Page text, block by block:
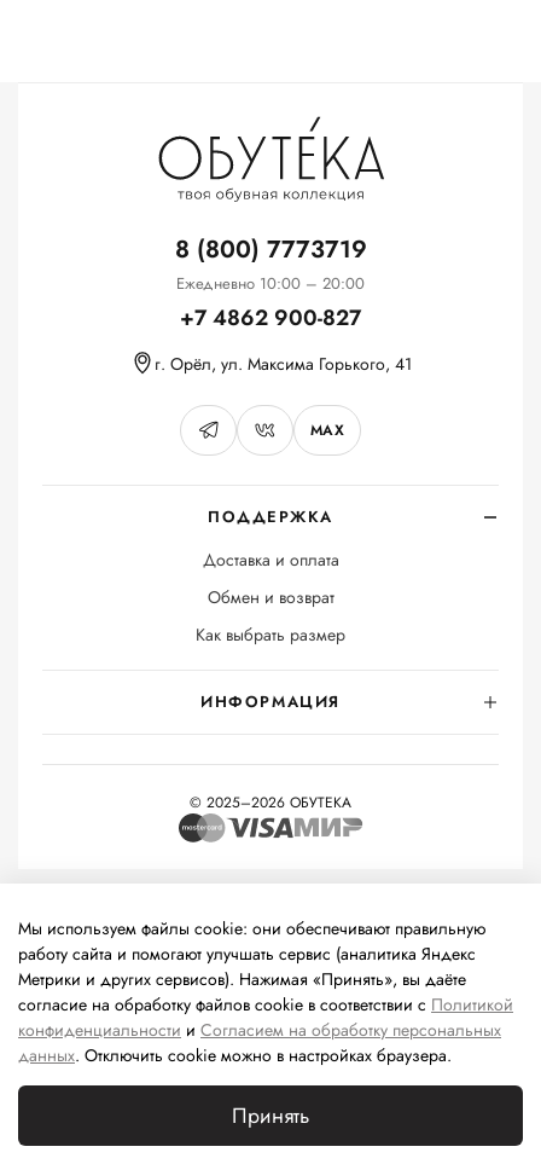
ПОДДЕРЖКА
Доставка и оплата
Обмен и возврат
Как выбрать размер
ИНФОРМАЦИЯ
8 (800) 7773719
Ежедневно 10:00 – 20:00
+7 4862 900-827
г. Орёл, ул. Максима Горького, 41
MAX
© 2025–2026 ОБУТЕКА
технологии
(информационные технологии предоставления
информации на основе сбора, систематизации и анализа
сведений, относящихся к предпочтениям пользователей сети
«Интернет», находящихся на территории Российской
Федерации).
Мы используем файлы cookie: они обеспечивают правильную
работу сайта и помогают улучшать сервис (аналитика Яндекс
Метрики и других сервисов). Нажимая «Принять», вы даёте
согласие на обработку файлов cookie в соответствии с Политикой
конфиденциальности и Согласием на обработку персональных
данных. Отключить cookie можно в настройках браузера.
Принять